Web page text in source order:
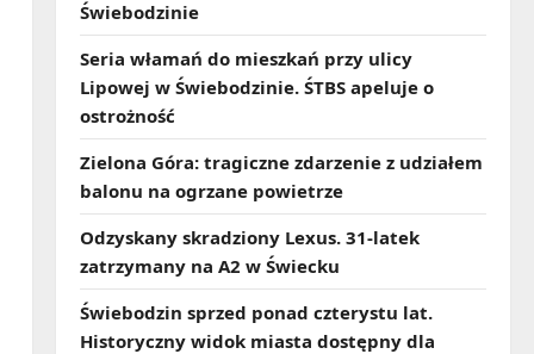
Świebodzinie
Seria włamań do mieszkań przy ulicy
Lipowej w Świebodzinie. ŚTBS apeluje o
ostrożność
Zielona Góra: tragiczne zdarzenie z udziałem
balonu na ogrzane powietrze
Odzyskany skradziony Lexus. 31‑latek
zatrzymany na A2 w Świecku
Świebodzin sprzed ponad czterystu lat.
Historyczny widok miasta dostępny dla